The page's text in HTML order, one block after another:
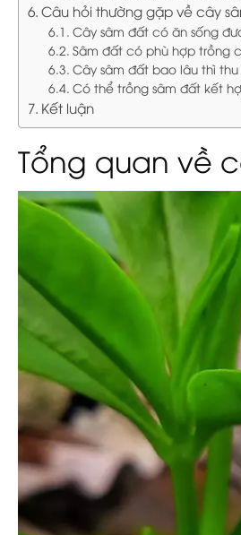
Câu hỏi thường gặp về cây
Cây sâm đất có ăn sống
Sâm đất có phù hợp trồng
Cây sâm đất bao lâu thì
Có thể trồng sâm đất kết
Kết luận
Tổng quan về